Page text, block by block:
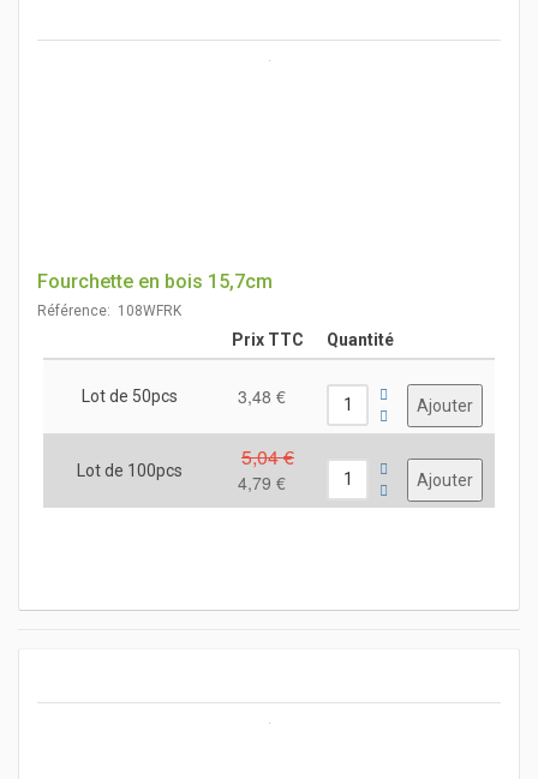
Fourchette en bois 15,7cm
Référence: 108WFRK
Prix TTC Quantité
Lot de 50pcs 3,48 €
Lot de 100pcs 5,04 €
4,79 €